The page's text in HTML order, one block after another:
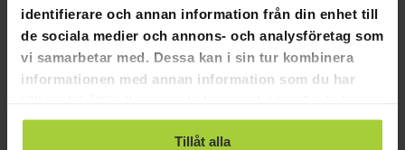
identifierare och annan information från din enhet till
de sociala medier och annons- och analysföretag som
vi samarbetar med. Dessa kan i sin tur kombinera
informationen med annan information som du har
använt deras tjänster.
Tillåt alla
0
0
0
STÄLL EN FRÅGA